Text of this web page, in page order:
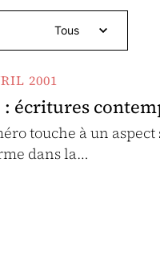
Tous
2001
écritures
touche à un
dans la…